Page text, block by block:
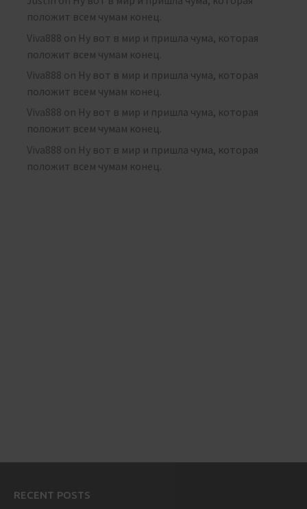
положит всем чумам конец.
Viva888 on Ну вот в мир и пришла чума, которая
положит всем чумам конец.
Viva888 on Ну вот в мир и пришла чума, которая
положит всем чумам конец.
Viva888 on Ну вот в мир и пришла чума, которая
положит всем чумам конец.
Viva888 on Ну вот в мир и пришла чума, которая
положит всем чумам конец.
RECENT POSTS